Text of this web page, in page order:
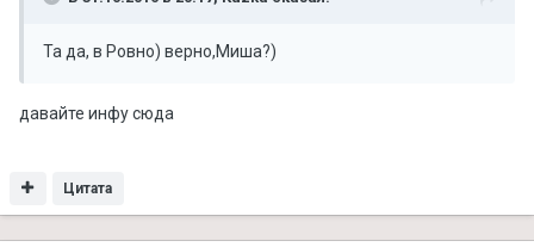
Та да, в Ровно) верно,Миша?)
давайте инфу сюда
Цитата